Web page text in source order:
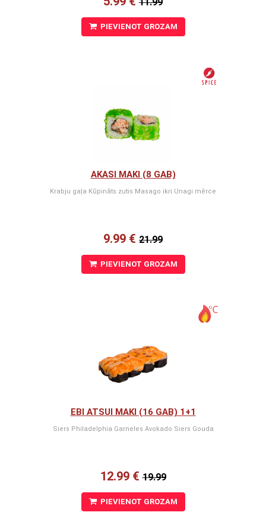
PIEVIENOT GROZAM
AKASI MAKI (8 GAB)
Krabju gaļa Kūpināts zutis Masago ikri Unagi mērce
9.99 € 21.99
PIEVIENOT GROZAM
EBI ATSUI MAKI (16 GAB) 1+1
Siers Philadelphia Garneles Avokado Siers Gouda
12.99 €19.99
PIEVIENOT GROZAM